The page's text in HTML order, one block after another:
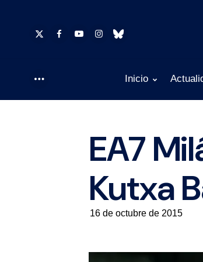
Inicio
EA7
Kutxa
16 de octubre de 2015